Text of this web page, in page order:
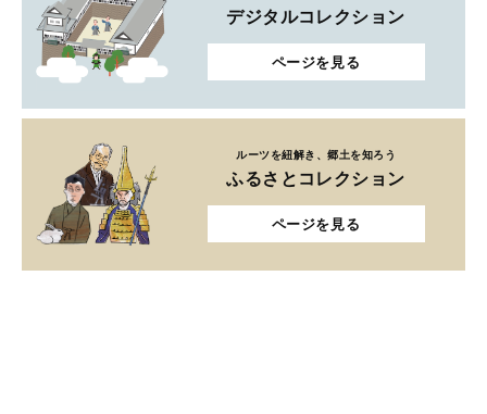
デジタルコレクション
ページを見る
ルーツを紐解き、郷土を知ろう
ふるさとコレクション
ページを見る